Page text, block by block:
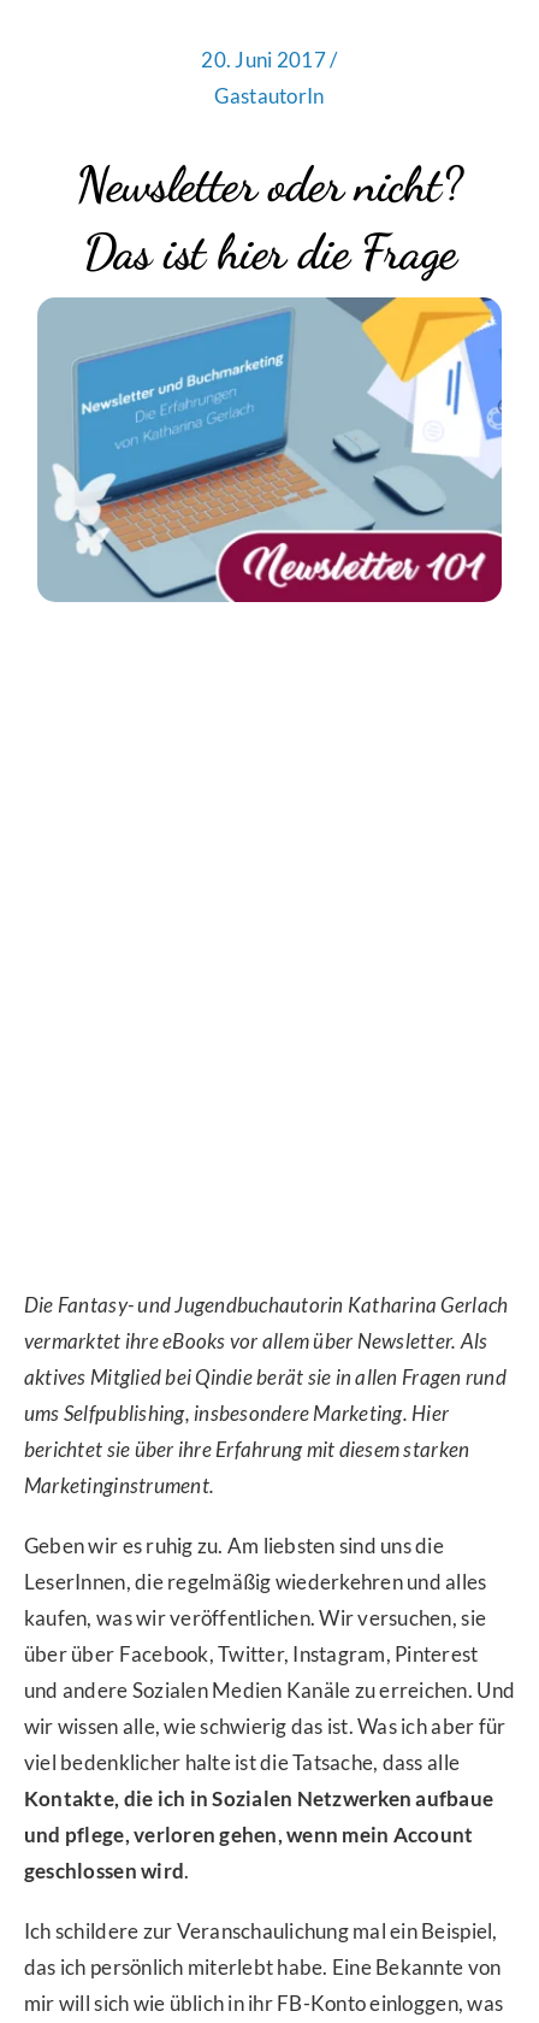
20. Juni 2017 /
GastautorIn
Newsletter oder nicht?
Das ist hier die Frage
Die Fantasy- und Jugendbuchautorin Katharina Gerlach
vermarktet ihre eBooks vor allem über Newsletter. Als
aktives Mitglied bei Qindie berät sie in allen Fragen rund
ums Selfpublishing, insbesondere Marketing. Hier
berichtet sie über ihre Erfahrung mit diesem starken
Marketinginstrument.
Geben wir es ruhig zu. Am liebsten sind uns die
LeserInnen, die regelmäßig wiederkehren und alles
kaufen, was wir veröffentlichen. Wir versuchen, sie
über über Facebook, Twitter, Instagram, Pinterest
und andere Sozialen Medien Kanäle zu erreichen. Und
wir wissen alle, wie schwierig das ist. Was ich aber für
viel bedenklicher halte ist die Tatsache, dass alle
Kontakte, die ich in Sozialen Netzwerken aufbaue
und pflege, verloren gehen, wenn mein Account
geschlossen wird.
Ich schildere zur Veranschaulichung mal ein Beispiel,
das ich persönlich miterlebt habe. Eine Bekannte von
mir will sich wie üblich in ihr FB-Konto einloggen, was